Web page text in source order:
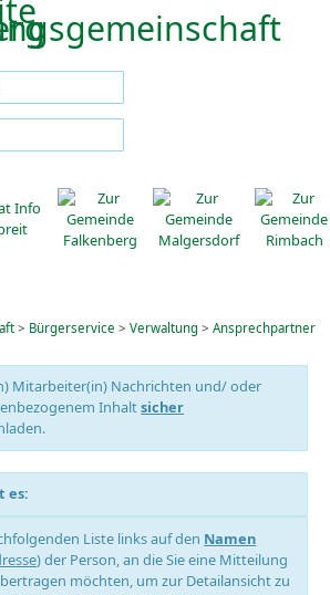
oder
> Bürgerservice > Verwaltung> Ansprechpartner
Mitarbeiter(in) Nachrichten und/ oder
Inhaltsicher
es:
Liste links auf den Namen
) der Person, an die Sie eine Mitteilung
möchten, um zur Detailansicht zu